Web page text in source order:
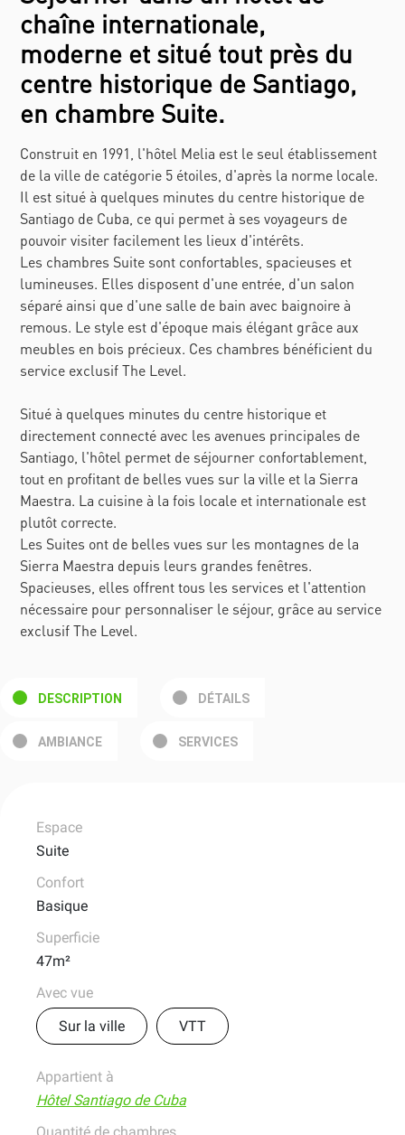
chaîne internationale,
moderne et situé tout près du
centre historique de Santiago,
en chambre Suite.
Construit en 1991, l'hôtel Melia est le seul établissement
de la ville de catégorie 5 étoiles, d'après la norme locale.
Il est situé à quelques minutes du centre historique de
Santiago de Cuba, ce qui permet à ses voyageurs de
pouvoir visiter facilement les lieux d'intérêts.
Les chambres Suite sont confortables, spacieuses et
lumineuses. Elles disposent d'une entrée, d'un salon
séparé ainsi que d'une salle de bain avec baignoire à
remous. Le style est d'époque mais élégant grâce aux
meubles en bois précieux. Ces chambres bénéficient du
service exclusif The Level.
Situé à quelques minutes du centre historique et
directement connecté avec les avenues principales de
Santiago, l'hôtel permet de séjourner confortablement,
tout en profitant de belles vues sur la ville et la Sierra
Maestra. La cuisine à la fois locale et internationale est
plutôt correcte.
Les Suites ont de belles vues sur les montagnes de la
Sierra Maestra depuis leurs grandes fenêtres.
Spacieuses, elles offrent tous les services et l'attention
nécessaire pour personnaliser le séjour, grâce au service
exclusif The Level.
DESCRIPTION DÉTAILS
AMBIANCE SERVICES
Avec vue
Sur la ville
VTT
Appartient à
Hôtel Santiago de Cuba
Espace
Suite
Confort
Basique
Superficie
47m²